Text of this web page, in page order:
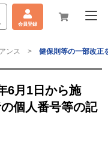
会員登録
ンス 健保則等の一部改正
6月1日から施
個人番号等の記